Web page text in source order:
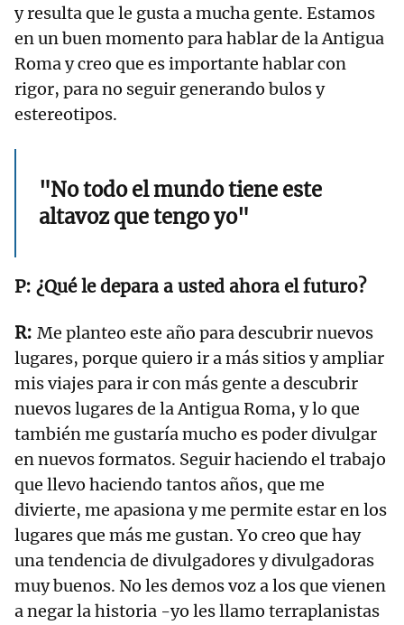
y resulta que le gusta a mucha gente. Estamos
en un buen momento para hablar de la Antigua
Roma y creo que es importante hablar con
rigor, para no seguir generando bulos y
estereotipos.
"No todo el mundo tiene este
altavoz que tengo yo"
¿Qué le depara a usted ahora el futuro?
Me planteo este año para descubrir nuevos
lugares, porque quiero ir a más sitios y ampliar
mis viajes para ir con más gente a descubrir
nuevos lugares de la Antigua Roma, y lo que
también me gustaría mucho es poder divulgar
en nuevos formatos. Seguir haciendo el trabajo
que llevo haciendo tantos años, que me
divierte, me apasiona y me permite estar en los
lugares que más me gustan. Yo creo que hay
una tendencia de divulgadores y divulgadoras
muy buenos. No les demos voz a los que vienen
a negar la historia -yo les llamo terraplanistas